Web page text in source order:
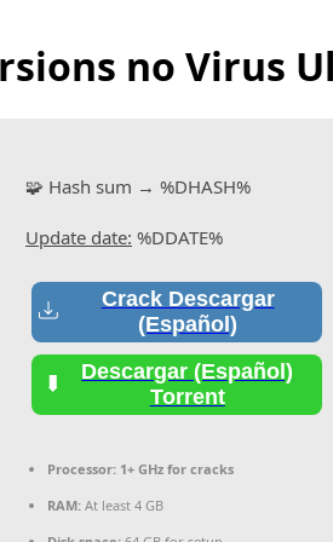
no Virus
🧩 Hash sum → %DHASH%
Update date: %DDATE%
Crack Descargar
(Español)
Descargar (Español)
Torrent
Processor: 1+ GHz for cracks
RAM: At least 4 GB